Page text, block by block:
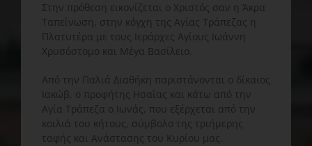
Στην πρόθεση εικονίζεται ο Χριστός σαν η Άκρα
Ταπείνωση, στην κόγχη της Αγίας Τράπεζας η
Πλατυτέρα με τους Ιεράρχες Αγίους Ιωάννη
Χρυσόστομο και Μέγα Βασίλειο.
Από την Παλιά Διαθήκη παριστάνονται ο δίκαιος
Ιακώβ, ο προφήτης Ησαΐας και κάτω από την
Αγία Τράπεζα ο Ιωνάς, που εξέρχεται από την
κοιλιά του κήτους, σύμβολο της τριήμερης
ταφής και Ανάστασης του Κυρίου μας.